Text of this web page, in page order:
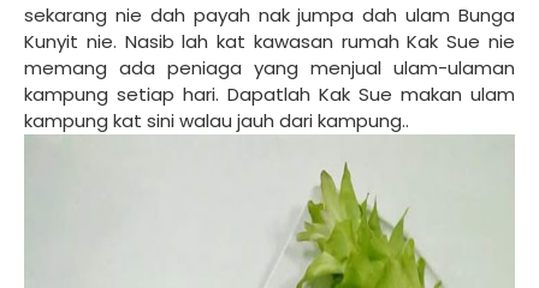
sekarang nie dah payah nak jumpa dah ulam Bunga
Kunyit nie. Nasib lah kat kawasan rumah Kak Sue nie
memang ada peniaga yang menjual ulam-ulaman
kampung setiap hari. Dapatlah Kak Sue makan ulam
kampung kat sini walau jauh dari kampung..